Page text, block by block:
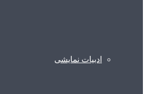
ادبیات نمایشی